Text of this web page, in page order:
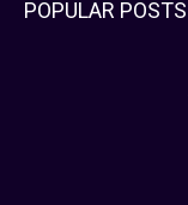
POPULAR POSTS